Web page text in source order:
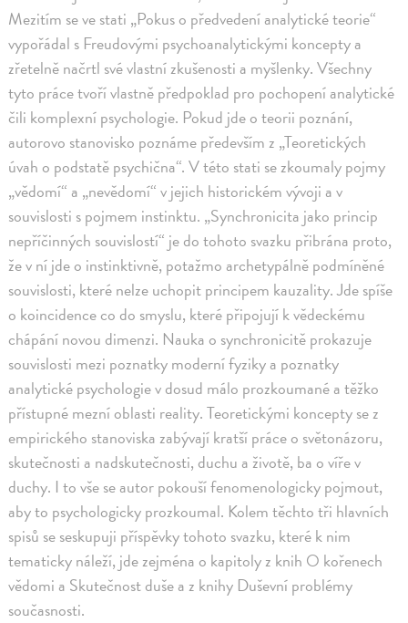
Mezitím se ve stati „Pokus o předvedení analytické teorie“
vypořádal s Freudovými psychoanalytickými koncepty a
zřetelně načrtl své vlastní zkušenosti a myšlenky. Všechny
tyto práce tvoří vlastně předpoklad pro pochopení analytické
čili komplexní psychologie. Pokud jde o teorii poznání,
autorovo stanovisko poznáme především z „Teoretických
úvah o podstatě psychična“. V této stati se zkoumaly pojmy
„vědomí“ a „nevědomí“ v jejich historickém vývoji a v
souvislosti s pojmem instinktu. „Synchronicita jako princip
nepříčinných souvislostí“ je do tohoto svazku přibrána proto,
že v ní jde o instinktivně, potažmo archetypálně podmíněné
souvislosti, které nelze uchopit principem kauzality. Jde spíše
o koincidence co do smyslu, které připojují k vědeckému
chápání novou dimenzi. Nauka o synchronicitě prokazuje
souvislosti mezi poznatky moderní fyziky a poznatky
analytické psychologie v dosud málo prozkoumané a těžko
přístupné mezní oblasti reality. Teoretickými koncepty se z
empirického stanoviska zabývají kratší práce o světonázoru,
skutečnosti a nadskutečnosti, duchu a životě, ba o víře v
duchy. I to vše se autor pokouší fenomenologicky pojmout,
aby to psychologicky prozkoumal. Kolem těchto tři hlavních
spisů se seskupuji příspěvky tohoto svazku, které k nim
tematicky náleží, jde zejména o kapitoly z knih O kořenech
vědomi a Skutečnost duše a z knihy Duševní problémy
současnosti.